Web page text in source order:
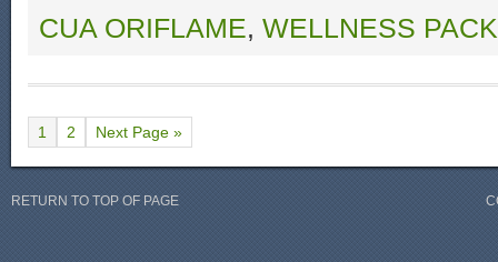
CUA ORIFLAME, WELLNESS
1 2 Next Page »
RETURN TO TOP OF PAGE